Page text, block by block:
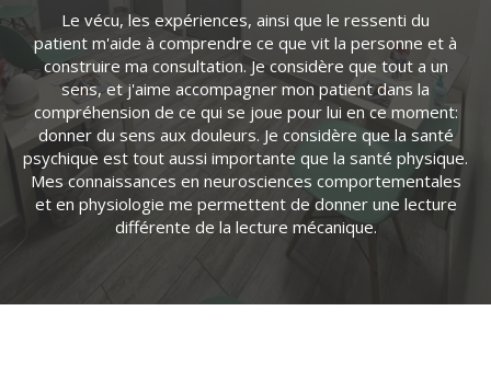
Le vécu, les expériences, ainsi que le ressenti du
patient m'aide à comprendre ce que vit la personne et à
construire ma consultation. Je considère que tout a un
sens, et j'aime accompagner mon patient dans la
compréhension de ce qui se joue pour lui en ce moment:
donner du sens aux douleurs. Je considère que la santé
psychique est tout aussi importante que la santé physique.
Mes connaissances en neurosciences comportementales
et en physiologie me permettent de donner une lecture
différente de la lecture mécanique.